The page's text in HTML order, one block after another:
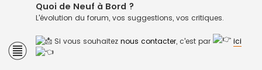
Quoi de Neuf à Bord ?
L'évolution du forum, vos suggestions, vos critiques.
Si vous souhaitez nous contacter, c'est par ici